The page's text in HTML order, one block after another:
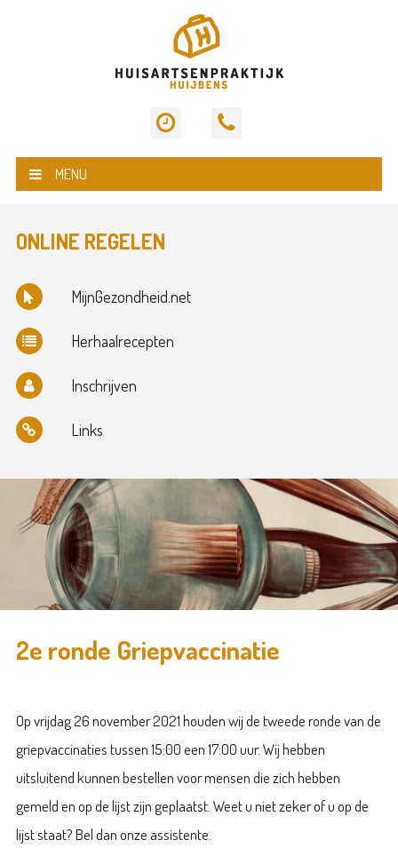
MENU
ONLINE REGELEN
MijnGezondheid.net
Herhaalrecepten
Inschrijven
Links
2e ronde Griepvaccinatie
Op vrijdag 26 november 2021 houden wij de tweede ronde van de
griepvaccinaties tussen 15:00 een 17:00 uur. Wij hebben
uitsluitend kunnen bestellen voor mensen die zich hebben
gemeld en op de lijst zijn geplaatst. Weet u niet zeker of u op de
lijst staat? Bel dan onze assistente.